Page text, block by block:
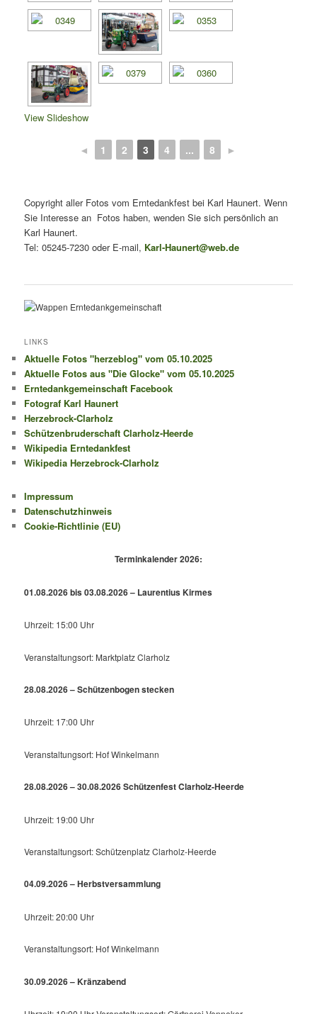
View Slideshow
◄ 1 2 3 4 ... 8 ►
Copyright aller Fotos vom Erntedankfest bei Karl Haunert. Wenn
Sie Interesse an Fotos haben, wenden Sie sich persönlich an
Karl Haunert.
Tel: 05245-7230 oder E-mail, Karl-Haunert@web.de
LINKS
Aktuelle Fotos "herzeblog" vom 05.10.2025
Aktuelle Fotos aus "Die Glocke" vom 05.10.2025
Erntedankgemeinschaft Facebook
Fotograf Karl Haunert
Herzebrock-Clarholz
Schützenbruderschaft Clarholz-Heerde
Wikipedia Erntedankfest
Wikipedia Herzebrock-Clarholz
Impressum
Datenschutzhinweis
Cookie-Richtlinie (EU)
Terminkalender 2026:
01.08.2026 bis 03.08.2026 – Laurentius Kirmes
Uhrzeit: 15:00 Uhr
Veranstaltungsort: Marktplatz Clarholz
28.08.2026 – Schützenbogen stecken
Uhrzeit: 17:00 Uhr
Veranstaltungsort: Hof Winkelmann
28.08.2026 – 30.08.2026 Schützenfest Clarholz-Heerde
Uhrzeit: 19:00 Uhr
Veranstaltungsort: Schützenplatz Clarholz-Heerde
04.09.2026 – Herbstversammlung
Uhrzeit: 20:00 Uhr
Veranstaltungsort: Hof Winkelmann
30.09.2026 – Kränzabend